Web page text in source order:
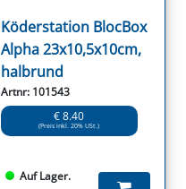
Köderstation BlocBox
Alpha 23x10,5x10cm,
halbrund
Artnr: 101543
€ 8.40
(Preis inkl. 20% USt.)
Auf Lager.